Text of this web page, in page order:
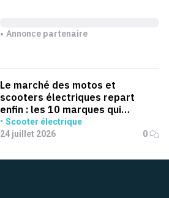
Annonce partenaire
Le marché des motos et
scooters électriques repart
enfin : les 10 marques qui
dominent la France
Scooter électrique
24 juillet 2026
0